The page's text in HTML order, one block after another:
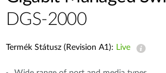
DGS-2000
Termék Státusz (Revision A1): Live